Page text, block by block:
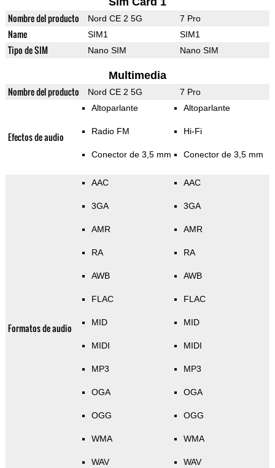
Nombre del producto Nord CE 2 5G 7 Pro
Name SIM1 SIM1
Tipo de SIM Nano SIM Nano SIM
Multimedia
Nombre del producto Nord CE 2 5G 7 Pro
Efectos de audio
Altoparlante
Radio FM
Conector de 3,5 mm
Altoparlante
Hi-Fi
Conector de 3,5 mm
Formatos de audio
AAC
3GA
AMR
RA
AWB
FLAC
MID
MIDI
MP3
OGA
OGG
WMA
WAV
AAC
3GA
AMR
RA
AWB
FLAC
MID
MIDI
MP3
OGA
OGG
WMA
WAV